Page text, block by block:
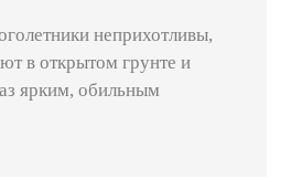
неприхотливы,
в открытом грунте и
ярким, обильным